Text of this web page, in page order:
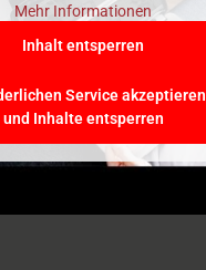
Mehr Informationen
Inhalt entsperren
Service akzeptieren
und Inhalte entsperren